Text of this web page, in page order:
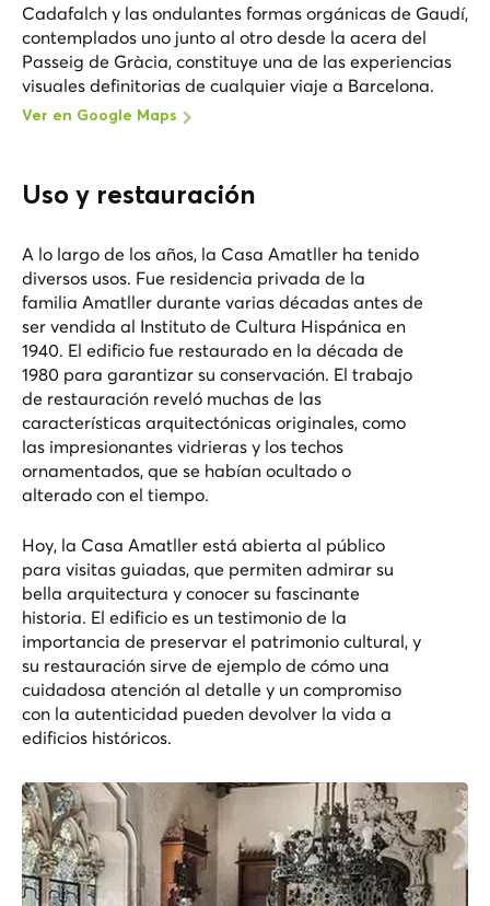
Cadafalch y las ondulantes formas orgánicas de Gaudí,
contemplados uno junto al otro desde la acera del
Passeig de Gràcia, constituye una de las experiencias
visuales definitorias de cualquier viaje a Barcelona.
Ver en Google Maps
Uso y restauración
A lo largo de los años, la Casa Amatller ha tenido
diversos usos. Fue residencia privada de la
familia Amatller durante varias décadas antes de
ser vendida al Instituto de Cultura Hispánica en
1940. El edificio fue restaurado en la década de
1980 para garantizar su conservación. El trabajo
de restauración reveló muchas de las
características arquitectónicas originales, como
las impresionantes vidrieras y los techos
ornamentados, que se habían ocultado o
alterado con el tiempo.
Hoy, la Casa Amatller está abierta al público
para visitas guiadas, que permiten admirar su
bella arquitectura y conocer su fascinante
historia. El edificio es un testimonio de la
importancia de preservar el patrimonio cultural, y
su restauración sirve de ejemplo de cómo una
cuidadosa atención al detalle y un compromiso
con la autenticidad pueden devolver la vida a
edificios históricos.